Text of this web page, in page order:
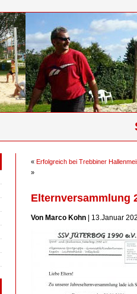
« Erfolgreich bei Trebbiner
»
Elternversammlung
Von Marco Kohn | 13.Januar